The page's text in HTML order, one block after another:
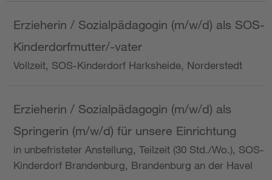
Erzieherin / Sozialpädagogin (m/w/d) als SOS-
Kinderdorfmutter/-vater
Vollzeit, SOS-Kinderdorf Harksheide, Norderstedt
Erzieherin / Sozialpädagogin (m/w/d) als
Springerin (m/w/d) für unsere Einrichtung
in unbefristeter Anstellung, Teilzeit (30 Std./Wo.), SOS-
Kinderdorf Brandenburg, Brandenburg an der Havel